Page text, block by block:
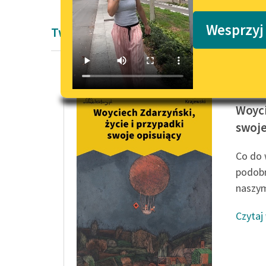
Twórczość Michał Dymitr Krajewski
Co do
Czytaj